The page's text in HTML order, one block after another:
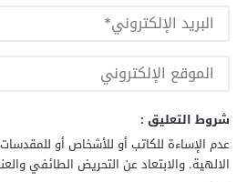
شروط التعليق :
عدم الإساءة للكاتب أو للأشخاص أو
الالهية. والابتعاد عن التحريض الطائفي